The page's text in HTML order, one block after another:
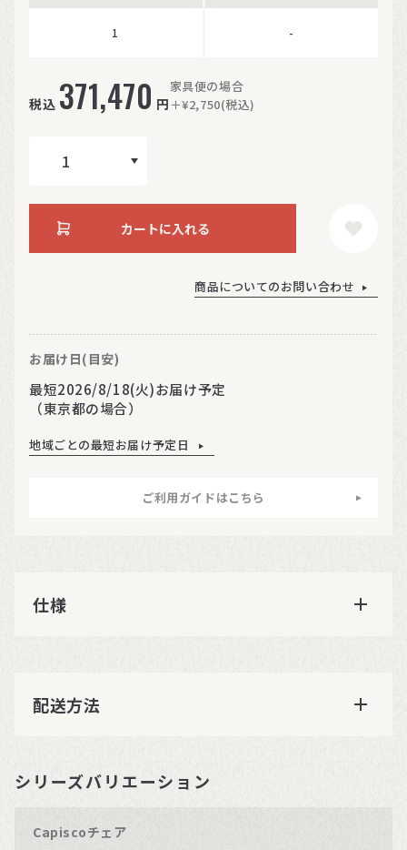
1 -
税込 371,470 円
家具便の場合
＋¥2,750(税込)
カートに入れる
商品についてのお問い合わせ
お届け日(目安)
最短2026/8/18(火)お届け予定
（東京都の場合）
地域ごとの最短お届け予定日
ご利用ガイドはこちら
仕様
配送方法
シリーズバリエーション
Capiscoチェア